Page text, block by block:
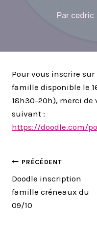
Par cedric
Pour vous inscrire
famille disponible le
18h30-20h), merci de
suivant :
https://doodle.com/
DE
L’ARTICLE
PRÉCÉDENT
Doodle inscription
famille créneaux du
09/10